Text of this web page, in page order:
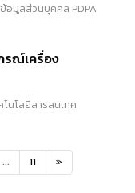
มูลส่วนบุคคล PDPA
ณ์เครื่อง
นโลยีสารสนเทศ
... 11 »